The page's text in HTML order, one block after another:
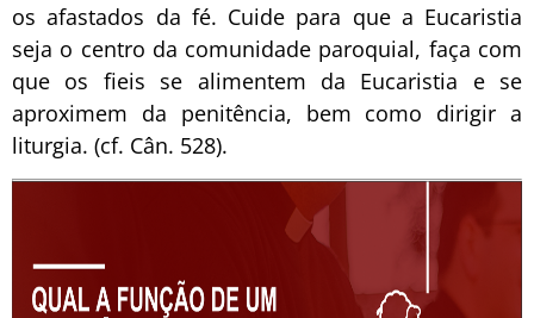
os afastados da fé. Cuide para que a Eucaristia
seja o centro da comunidade paroquial, faça com
que os fieis se alimentem da Eucaristia e se
aproximem da penitência, bem como dirigir a
liturgia. (cf. Cân. 528).